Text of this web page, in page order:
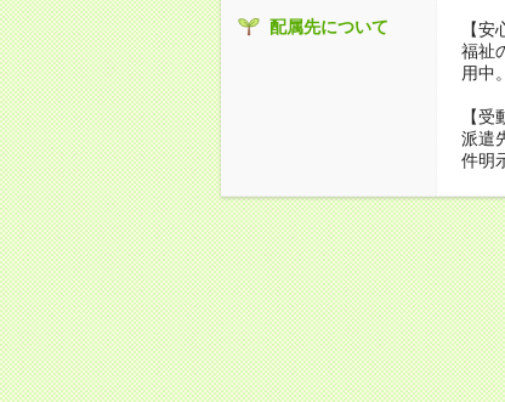
配属先について
【安
福祉
用中
【受
派遣
件明